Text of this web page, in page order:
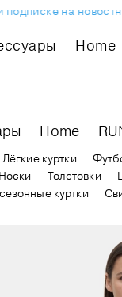
на
Home
Home
Лёгкие куртки
Носки Толстовки
куртки